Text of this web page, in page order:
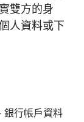
雙方的身
人資料或下
銀行帳戶資料